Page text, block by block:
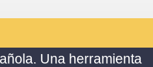
Una herramienta